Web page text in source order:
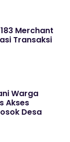
Merchant
Transaksi
Warga
Akses
Desa